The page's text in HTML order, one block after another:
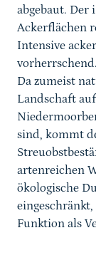
abgebaut.
Ackerflächen
Intensive
vorherrschend.
Da zumeist
Landschaft
sind, kommt
artenreichen
ökologische
Funktion als